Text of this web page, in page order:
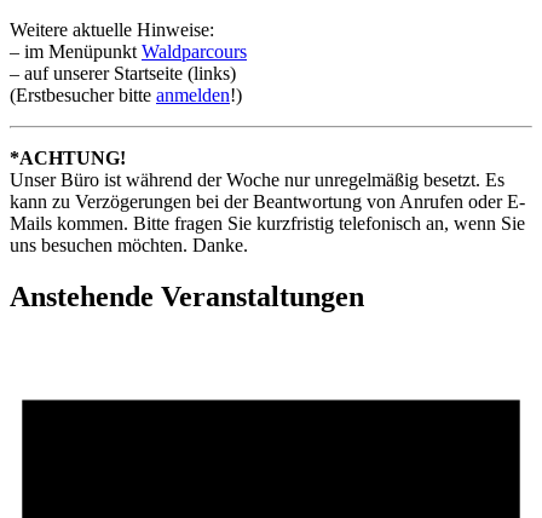
Weitere aktuelle Hinweise:
– im Menüpunkt Waldparcours
– auf unserer Startseite (links)
(Erstbesucher bitte anmelden!)
*ACHTUNG!
Unser Büro ist während der Woche nur unregelmäßig besetzt. Es
kann zu Verzögerungen bei der Beantwortung von Anrufen oder E-
Mails kommen. Bitte fragen Sie kurzfristig telefonisch an, wenn Sie
uns besuchen möchten. Danke.
Anstehende Veranstaltungen